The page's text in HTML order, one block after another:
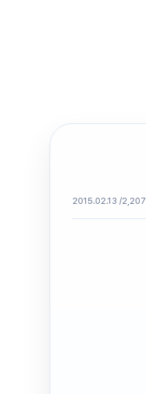
2015.02.13 /2,207